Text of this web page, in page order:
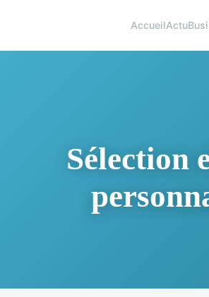
AccueilActu
Sélection